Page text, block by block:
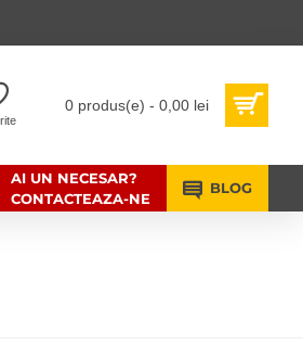
0 produs(e) - 0,00 lei
AI UN NECESAR?
CONTACTEAZA-NE
BLOG